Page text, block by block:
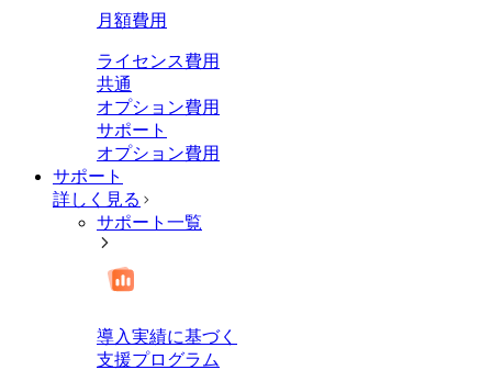
月額費用
ライセンス費用
共通
オプション費用
サポート
オプション費用
サポート
詳しく見る
サポート一覧
導入実績に基づく
支援プログラム